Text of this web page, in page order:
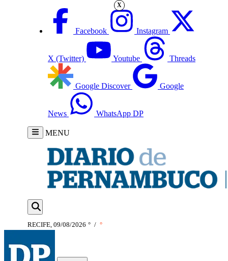
Facebook Instagram
X (Twitter) Youtube Threads
Google Discover Google
News WhatsApp DP
MENU
RECIFE, 09/08/2026 ° / °
X